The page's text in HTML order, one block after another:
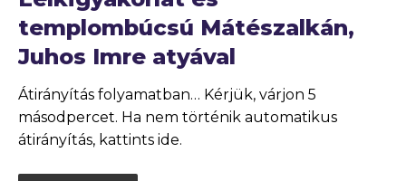
templombúcsú Mátészalkán,
Juhos Imre atyával
Átirányítás folyamatban… Kérjük, várjon 5
másodpercet. Ha nem történik automatikus
átirányítás, kattints ide.